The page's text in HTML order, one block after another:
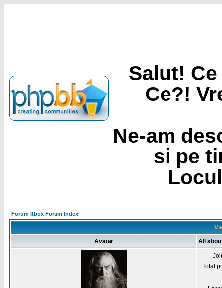
Salut!
Ce?!
Ne-am
si pe
Forum Itbox Forum Index
Avatar All
Total